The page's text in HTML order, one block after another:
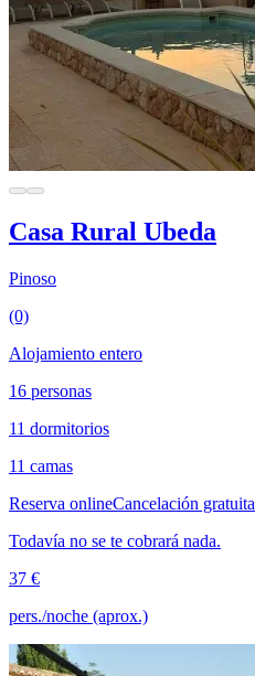
Casa Rural Ubeda
Pinoso
(0)
Alojamiento entero
16 personas
11 dormitorios
11 camas
Reserva onlineCancelación gratuita
Todavía no se te cobrará nada.
37 €
pers./noche (aprox.)